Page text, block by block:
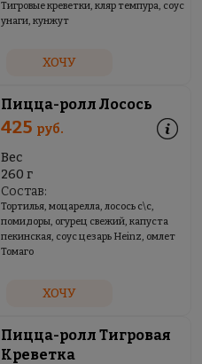
Тигровые креветки, кляр темпура, соус
унаги, кунжут
ХОЧУ
Пицца-ролл Лосось
425 руб.
Вес
260 г
Состав:
Тортилья, моцарелла, лосось с\с,
помидоры, огурец свежий, капуста
пекинская, соус цезарь Heinz, омлет
Томаго
ХОЧУ
Пицца-ролл Тигровая
Креветка